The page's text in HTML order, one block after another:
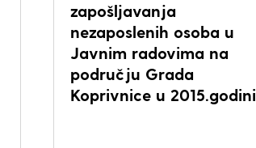
zapošljavanja
nezaposlenih osoba u
Javnim radovima na
području Grada
Koprivnice u 2015.godini